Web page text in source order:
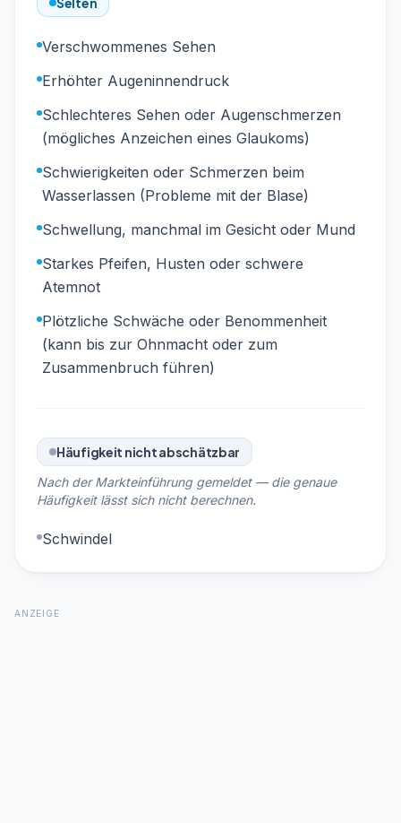
Verschwommenes Sehen
Erhöhter Augeninnendruck
Schlechteres Sehen oder Augenschmerzen
(mögliches Anzeichen eines Glaukoms)
Schwierigkeiten oder Schmerzen beim
Wasserlassen (Probleme mit der Blase)
Schwellung, manchmal im Gesicht oder Mund
Starkes Pfeifen, Husten oder schwere
Atemnot
Plötzliche Schwäche oder Benommenheit
(kann bis zur Ohnmacht oder zum
Zusammenbruch führen)
Häufigkeit nicht abschätzbar
Nach der Markteinführung gemeldet — die genaue
Häufigkeit lässt sich nicht berechnen.
Schwindel
ANZEIGE